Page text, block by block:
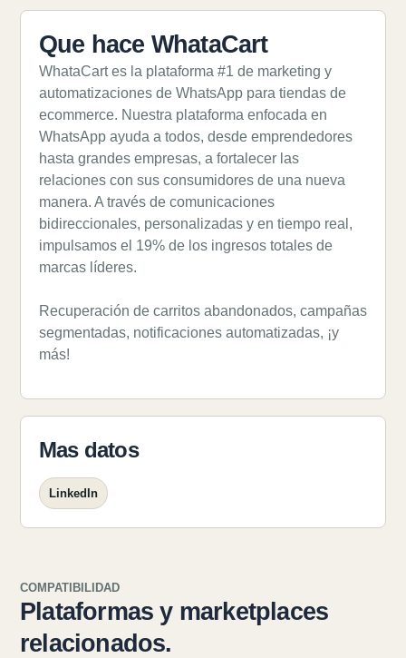
Que hace WhataCart
WhataCart es la plataforma #1 de marketing y
automatizaciones de WhatsApp para tiendas de
ecommerce. Nuestra plataforma enfocada en
WhatsApp ayuda a todos, desde emprendedores
hasta grandes empresas, a fortalecer las
relaciones con sus consumidores de una nueva
manera. A través de comunicaciones
bidireccionales, personalizadas y en tiempo real,
impulsamos el 19% de los ingresos totales de
marcas líderes.
Recuperación de carritos abandonados, campañas
segmentadas, notificaciones automatizadas, ¡y
más!
Mas datos
LinkedIn
COMPATIBILIDAD
Plataformas y marketplaces
relacionados.